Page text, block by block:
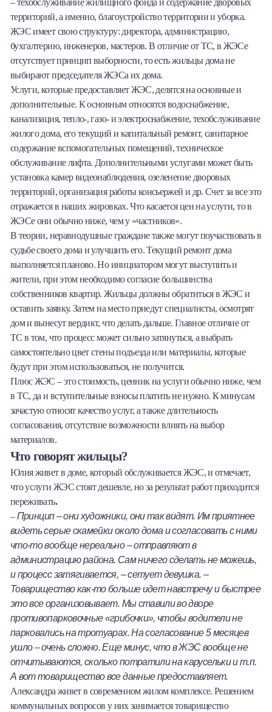
– техобслуживание жилищного фонда и содержание дворовых
территорий, а именно, благоустройство территории и уборка.
ЖЭС имеет свою структуру: директора, администрацию,
бухгалтерию, инженеров, мастеров. В отличие от ТС, в ЖЭСе
отсутствует принцип выборности, то есть жильцы дома не
выбирают председателя ЖЭСа их дома.
Услуги, которые предоставляет ЖЭС, делятся на основные и
дополнительные. К основным относятся водоснабжение,
канализация, тепло-, газо- и электроснабжение, техобслуживание
жилого дома, его текущий и капитальный ремонт, санитарное
содержание вспомогательных помещений, техническое
обслуживание лифта. Дополнительными услугами может быть
установка камер видеонаблюдения, озеленение дворовых
территорий, организация работы консьержей и др. Счет за все это
отражается в наших жировках. Что касается цен на услуги, то в
ЖЭСе они обычно ниже, чем у «частников».
В теории, неравнодушные граждане также могут поучаствовать в
судьбе своего дома и улучшить его. Текущий ремонт дома
выполняется планово. Но инициатором могут выступить и
жители, при этом необходимо согласие большинства
собственников квартир. Жильцы должны обратиться в ЖЭС и
оставить заявку. Затем на место приедут специалисты, осмотрят
дом и вынесут вердикт, что делать дальше. Главное отличие от
ТС в том, что процесс может сильно затянуться, а выбрать
самостоятельно цвет стены подъезда или материалы, которые
будут при этом использоваться, не получится.
Плюс ЖЭС – это стоимость, ценник на услуги обычно ниже, чем
в ТС, да и вступительные взносы платить не нужно. К минусам
зачастую относят качество услуг, а также длительность
согласования, отсутствие возможности влиять на выбор
материалов.
Что говорят жильцы?
Юлия живет в доме, который обслуживается ЖЭС, и отмечает,
что услуги ЖЭС стоят дешевле, но за результат работ приходится
переживать.
–Принцип – они художники, они так видят. Им приятнее
видеть серые скамейки около дома и согласовать с ними
что-то вообще нереально – отправляют в
администрацию района. Сам ничего сделать не можешь,
и процесс затягивается, – сетует девушка. –
Товарищество как-то больше идет навстречу и быстрее
это все организовывает. Мы ставили во дворе
противопарковочные «грибочки», чтобы водители не
парковались на тротуарах. На согласование 5 месяцев
ушло – очень сложно. Еще минус, что в ЖЭС вообще не
отчитываются, сколько потратили на карусельки и т.п.
А вот товарищество все данные предоставляет.
Александра живет в современном жилом комплексе. Решением
коммунальных вопросов у них занимается товарищество